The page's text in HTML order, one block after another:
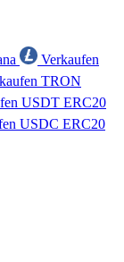
Verkaufen
TRON
USDT ERC20
USDC ERC20